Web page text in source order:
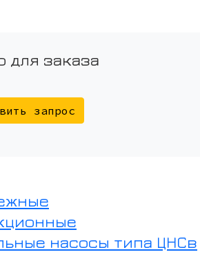
для заказа
запрос
насосы типа ЦНСв